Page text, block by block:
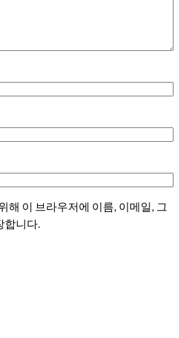
해 이 브라우저에 이름, 이메일, 그
합니다.